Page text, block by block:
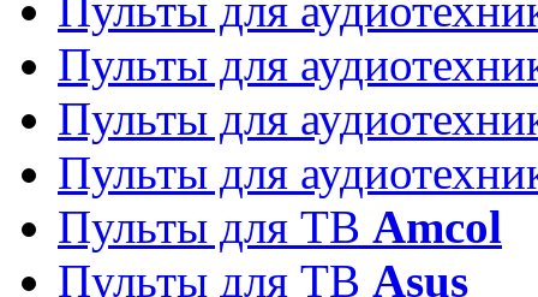
Пульты для
Пульты для
Пульты для
Пульты для ТВ Amcol
Пульты для ТВ Asus